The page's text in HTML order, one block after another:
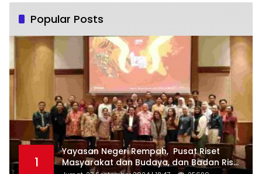
Popular Posts
1
Yayasan Negeri Rempah, Pusat Riset
Masyarakat dan Budaya, dan Badan Riset